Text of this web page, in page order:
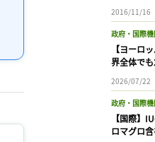
2016/11/16
政府・国際機
【ヨーロ
界全体で
2026/07/22
政府・国際機
【国際】
ロマグロ